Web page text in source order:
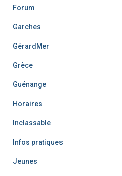
Forum
Garches
GérardMer
Grèce
Guénange
Horaires
Inclassable
Infos pratiques
Jeunes